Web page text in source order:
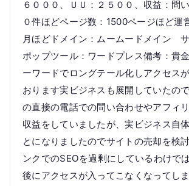
６０００、ＵＵ：２５００、収益：問
０件ほどページ数：1500ページほど運
月ほどドメイン：ムームードメイン
ポップツール：ワードプレス備考：貴
ーワードでロングテール化しアクセス
おります実ビジネスも展開していたの
の直接の電話での問い合わせやアフィ
収益をしていましたが、実ビジネス自
とになりましたのでサイトの売却を検
ンクでのSEOを過剰にしているわけで
後にアクセスが入ってこなくなってし